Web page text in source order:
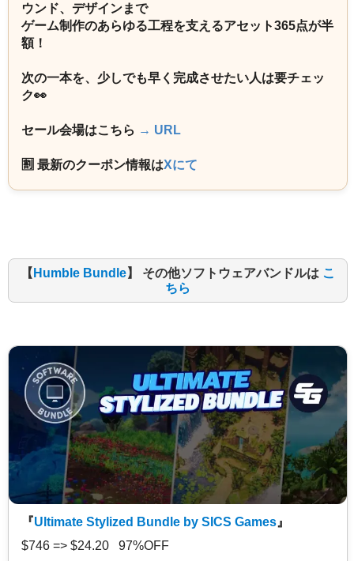
ウンド、デザインまで
ゲーム制作のあらゆる工程を支えるアセット365点が半
額！
次の一本を、少しでも早く完成させたい人は要チェッ
ク👀
セール会場はこちら → URL
🈹 最新のクーポン情報はXにて
【 Humble Bundle】 その他ソフトウェアバンドルは こ
ちら
『Ultimate Stylized Bundle by SICS Games 』
$746 => $24.20 97%OFF